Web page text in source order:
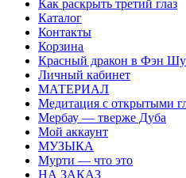
Как раскрыть третий глаз
Каталог
Контакты
Корзина
Красный дракон в Фэн
Личный кабинет
МАТЕРИАЛ
Медитация с открытыми
Мербау — тверже Дуба
Мой аккаунт
МУЗЫКА
Мурти — что это
НА ЗАКАЗ